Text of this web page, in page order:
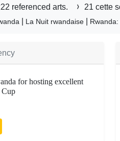
referenced arts. 21 cette
La Nuit rwandaise
for hosting excellent